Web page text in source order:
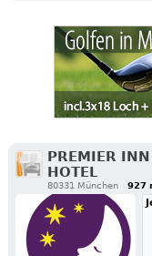
PREMIER
HOTEL
80331 München 927